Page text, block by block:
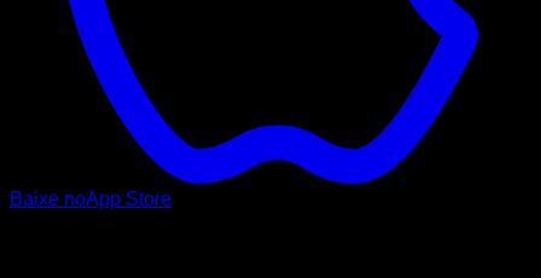
Baixe noApp Store